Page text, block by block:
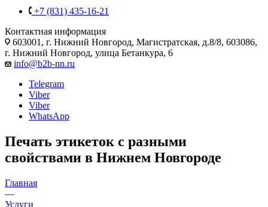
+7 (831) 435-16-21
Контактная информация
603001, г. Нижний Новгород, Магистратская, д.8/8, 603086,
г. Нижний Новгород, улица Бетанкура, 6
info@b2b-nn.ru
Telegram
Viber
Viber
WhatsApp
Печать этикеток с разными
свойствами в Нижнем Новгороде
Главная
—
Услуги